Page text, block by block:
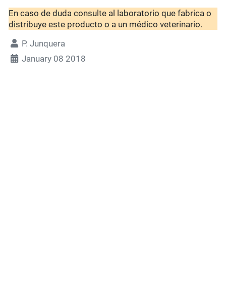
En caso de duda consulte al laboratorio que fabrica o
distribuye este producto o a un médico veterinario.
P. Junquera
January 08 2018